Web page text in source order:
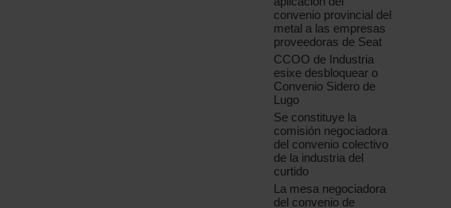
convenio provincial del
metal a las empresas
proveedoras de Seat
CCOO de Industria
esixe desbloquear o
Convenio Sidero de
Lugo
Se constituye la
comisión negociadora
del convenio colectivo
de la industria del
curtido
La mesa negociadora
del convenio de